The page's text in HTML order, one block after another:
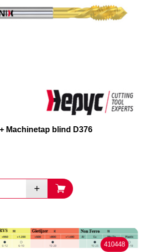
Machinetap blind D376
410448